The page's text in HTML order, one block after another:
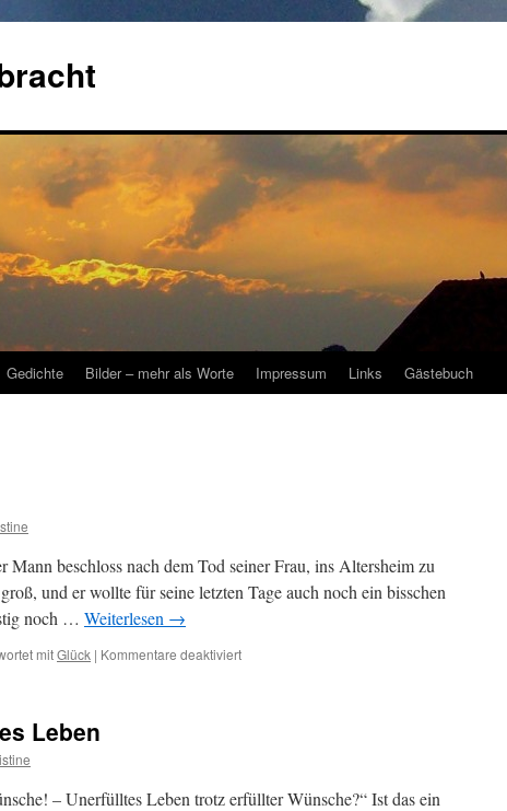
Gedichte Bilder – mehr als Worte Impressum Links Gästebuch
beschloss nach dem Tod seiner Frau, ins Altersheim zu
und er wollte für seine letzten Tage auch noch ein bisschen
noch … Weiterlesen →
mitGlück | Kommentare deaktiviertfür
Leben
– Unerfülltes Leben trotz erfüllter Wünsche?“ Ist das ein